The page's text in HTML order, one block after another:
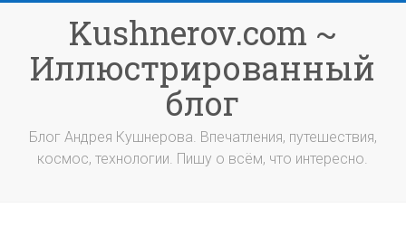
содержимомуKushnerov.com ~
Иллюстрированный
блог
Блог Андрея Кушнерова. Впечатления, путешествия,
космос, технологии. Пишу о всём, что интересно.